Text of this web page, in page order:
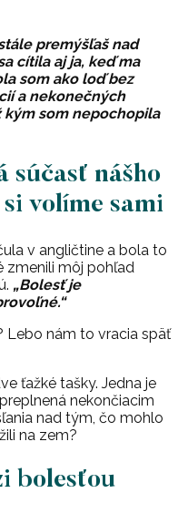
premýšľaš nad
cítila aj ja, keď ma
som ako loď bez
a nekonečných
kým som nepochopila
súčasť nášho
volíme sami
v angličtine a bola to
zmenili môj pohľad
„Bolesť je
Lebo nám to vracia späť
ťažké tašky. Jedna je
nekončiacim
nad tým, čo mohlo
na zem?
bolesťou